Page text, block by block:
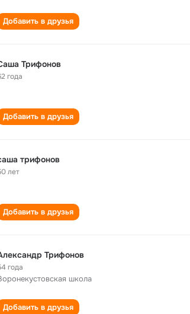
Добавить в друзья
Трифонов
года
Добавить в друзья
трифонов
лет
Добавить в друзья
Трифонов
года
школа
Добавить в друзья